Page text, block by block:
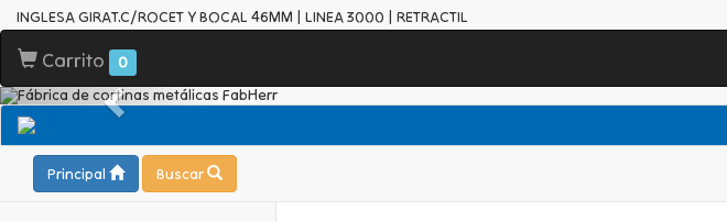
INGLESA GIRAT.C/ROCET Y BOCAL 46MM | LINEA 3000 | RETRACTIL
Carrito 0
Principal Buscar